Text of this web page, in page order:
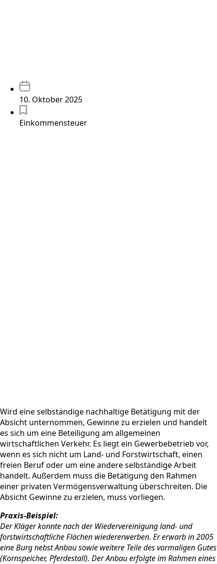
10. Oktober 2025
Einkommensteuer
Wird eine selbständige nachhaltige Betätigung mit der
Absicht unternommen, Gewinne zu erzielen und handelt
es sich um eine Beteiligung am allgemeinen
wirtschaftlichen Verkehr. Es liegt ein Gewerbebetrieb vor,
wenn es sich nicht um Land- und Forstwirtschaft, einen
freien Beruf oder um eine andere selbständige Arbeit
handelt. Außerdem muss die Betätigung den Rahmen
einer privaten Vermögensverwaltung überschreiten. Die
Absicht Gewinne zu erzielen, muss vorliegen.
Praxis-Beispiel:
Der Kläger konnte nach der Wiedervereinigung land- und
forstwirtschaftliche Flächen wiedererwerben. Er erwarb in 2005
eine Burg nebst Anbau sowie weitere Teile des vormaligen Gutes
(Kornspeicher, Pferdestall). Der Anbau erfolgte im Rahmen eines